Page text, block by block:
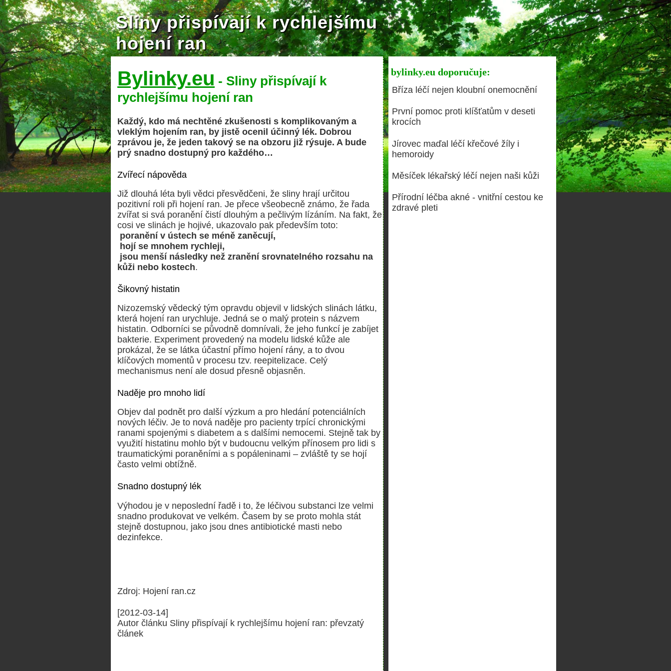
Sliny přispívají k rychlejšímu
hojení ran
Bylinky.eu - Sliny přispívají k
rychlejšímu hojení ran
Každý, kdo má nechtěné zkušenosti s komplikovaným a
vleklým hojením ran, by jistě ocenil účinný lék. Dobrou
zprávou je, že jeden takový se na obzoru již rýsuje. A bude
prý snadno dostupný pro každého…
Zvířecí nápověda
Již dlouhá léta byli vědci přesvědčeni, že sliny hrají určitou
pozitivní roli při hojení ran. Je přece všeobecně známo, že řada
zvířat si svá poranění čistí dlouhým a pečlivým lízáním. Na fakt, že
cosi ve slinách je hojivé, ukazovalo pak především toto:
poranění v ústech se méně zaněcují,
hojí se mnohem rychleji,
jsou menší následky než zranění srovnatelného rozsahu na
kůži nebo kostech.
Šikovný histatin
Nizozemský vědecký tým opravdu objevil v lidských slinách látku,
která hojení ran urychluje. Jedná se o malý protein s názvem
histatin. Odborníci se původně domnívali, že jeho funkcí je zabíjet
bakterie. Experiment provedený na modelu lidské kůže ale
prokázal, že se látka účastní přímo hojení rány, a to dvou
klíčových momentů v procesu tzv. reepitelizace. Celý
mechanismus není ale dosud přesně objasněn.
Naděje pro mnoho lidí
Objev dal podnět pro další výzkum a pro hledání potenciálních
nových léčiv. Je to nová naděje pro pacienty trpící chronickými
ranami spojenými s diabetem a s dalšími nemocemi. Stejně tak by
využití histatinu mohlo být v budoucnu velkým přínosem pro lidi s
traumatickými poraněními a s popáleninami – zvláště ty se hojí
často velmi obtížně.
Snadno dostupný lék
Výhodou je v neposlední řadě i to, že léčivou substanci lze velmi
snadno produkovat ve velkém. Časem by se proto mohla stát
stejně dostupnou, jako jsou dnes antibiotické masti nebo
dezinfekce.
Zdroj: Hojení ran.cz
[2012-03-14]
Autor článku Sliny přispívají k rychlejšímu hojení ran: převzatý
článek
bylinky.eu doporučuje:
Bříza léčí nejen kloubní onemocnění
První pomoc proti klíšťatům v deseti
krocích
Jírovec maďal léčí křečové žíly i
hemoroidy
Měsíček lékařský léčí nejen naši kůži
Přírodní léčba akné - vnitřní cestou ke
zdravé pleti